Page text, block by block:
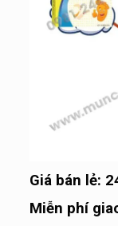
Giá bán lẻ:
Miễn phí